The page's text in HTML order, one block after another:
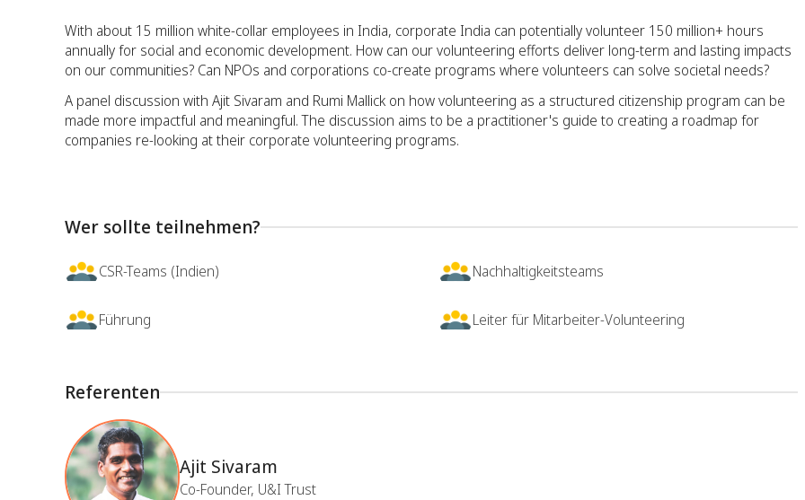
With about 15 million white-collar employees in India, corporate India can potentially volunteer 150 million+ hours
annually for social and economic development. How can our volunteering efforts deliver long-term and lasting impacts
on our communities? Can NPOs and corporations co-create programs where volunteers can solve societal needs?
A panel discussion with Ajit Sivaram and Rumi Mallick on how volunteering as a structured citizenship program can be
made more impactful and meaningful. The discussion aims to be a practitioner's guide to creating a roadmap for
companies re-looking at their corporate volunteering programs.
Wer sollte teilnehmen?
CSR-Teams (Indien) Nachhaltigkeitsteams
Führung Leiter für Mitarbeiter-Volunteering
Referenten
Ajit Sivaram
Co-Founder, U&I Trust